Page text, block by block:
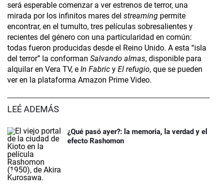
será esperable comenzar a ver estrenos de terror, una
mirada por los infinitos mares del streaming permite
encontrar, en el tumulto, tres películas sobresalientes y
recientes del género con una particularidad en común:
todas fueron producidas desde el Reino Unido. A esta “isla
del terror” la conforman Salvando almas, disponible para
alquilar en Vera TV, e In Fabric y El refugio, que se pueden
ver en la plataforma Amazon Prime Video.
LEÉ ADEMÁS
¿Qué pasó ayer?: la memoria, la verdad y el
efecto Rashomon